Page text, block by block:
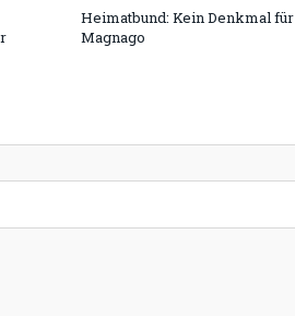
Heimatbund: Kein Denkmal für
Magnago